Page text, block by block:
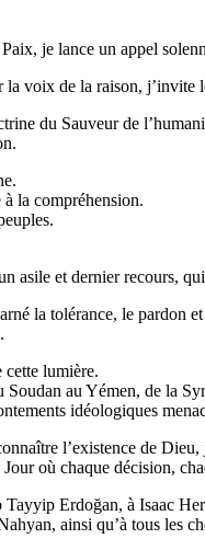
je lance un appel
la voix de la raison,
du Sauveur de
la compréhension.
asile et dernier recours,
la tolérance, le pardon
cette lumière.
au Yémen, de la
idéologiques
l’existence de
où chaque décision,
Tayyip Erdoğan, à Isaac
ainsi qu’à tous les